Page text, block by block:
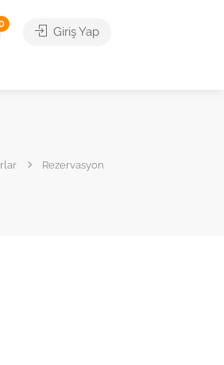
Giriş Yap
Rezervasyon